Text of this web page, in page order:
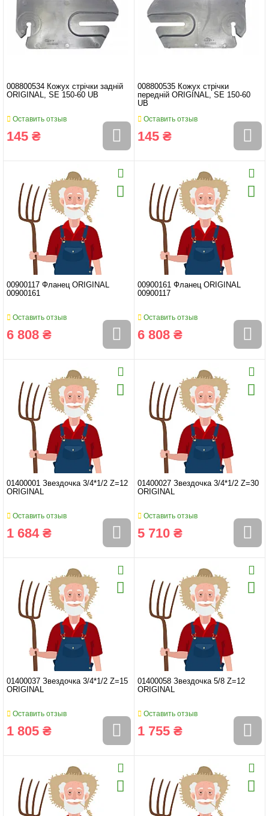
008800534 Кожух стрічки задній
ORIGINAL, SE 150-60 UB
Оставить отзыв
145 ₴
008800535 Кожух стрічки
передній ORIGINAL, SE 150-60
UB
Оставить отзыв
145 ₴
00900117 Фланец ORIGINAL
00900161
Оставить отзыв
6 808 ₴
00900161 Фланец ORIGINAL
00900117
Оставить отзыв
6 808 ₴
01400001 Звездочка 3/4*1/2 Z=12
ORIGINAL
Оставить отзыв
1 684 ₴
01400027 Звездочка 3/4*1/2 Z=30
ORIGINAL
Оставить отзыв
5 710 ₴
01400037 Звездочка 3/4*1/2 Z=15
ORIGINAL
Оставить отзыв
1 805 ₴
01400058 Звездочка 5/8 Z=12
ORIGINAL
Оставить отзыв
1 755 ₴